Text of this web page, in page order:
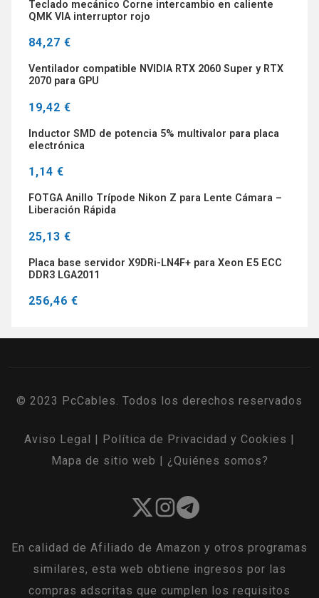
Teclado mecánico Corne intercambio en caliente
QMK VIA interruptor rojo
84,27 €
Ventilador compatible NVIDIA RTX 2060 Super y RTX
2070 para GPU
19,42 €
Inductor SMD de potencia 5% multivalor para placa
electrónica
1,14 €
FOTGA Anillo Trípode Nikon Z para Lente Cámara –
Liberación Rápida
25,13 €
Placa base servidor X9DRi-LN4F+ para Xeon E5 ECC
DDR3 LGA2011
256,46 €
© 2023 PcCables. Todos los derechos reservados
Aviso Legal Política de Privacidad y Cookies
Mapa de sitio web
¿Quiénes somos?
En calidad de Afiliado de Amazon y otros programas
similares, esta web obtiene ingresos por las
compras adscritas que cumplen los requisitos